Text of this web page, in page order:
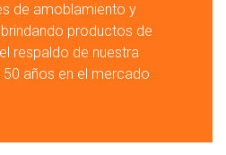
de amoblamiento y
productos de
respaldo de nuestra
años en el mercado